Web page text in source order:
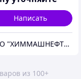
Написать
ООО "ХИММАШНЕФТЕГАЗ"
из 100+